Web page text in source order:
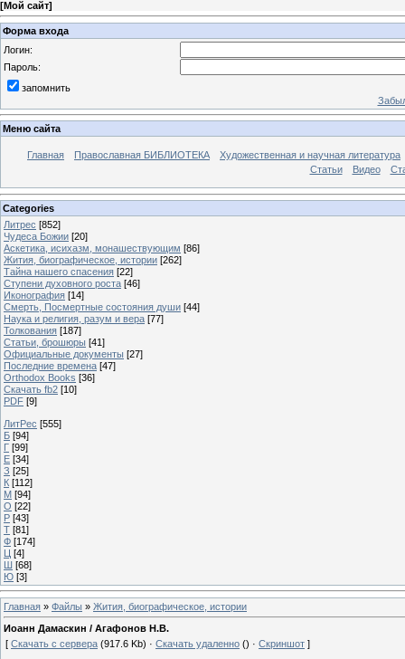
[Мой сайт]
Форма входа
Логин:
Пароль:
запомнить
Меню сайта
Главная Православная БИБЛИОТЕКА
Художественная и научная литература
Статьи
Видео
Categories
Литрес [852]
Чудеса Божии [20]
Аскетика, исихазм, монашествующим [86]
Жития, биографическое, истории [262]
Тайна нашего спасения [22]
Ступени духовного роста [46]
Иконография [14]
Смерть, Посмертные состояния души [44]
Наука и религия, разум и вера [77]
Толкования [187]
Статьи, брошюры [41]
Официальные документы [27]
Последние времена [47]
Orthodox Books [36]
Скачать fb2 [10]
PDF [9]
ЛитРес [555]
Б [94]
Г [99]
Е [34]
З [25]
К [112]
М [94]
О [22]
Р [43]
Т [81]
Ф [174]
Ц [4]
Ш [68]
Ю [3]
Главная » Файлы » Жития, биографическое, истории
Иоанн Дамаскин / Агафонов Н.В.
[ Скачать с сервера (917.6 Kb) · Скачать удаленно () · Скриншот ]